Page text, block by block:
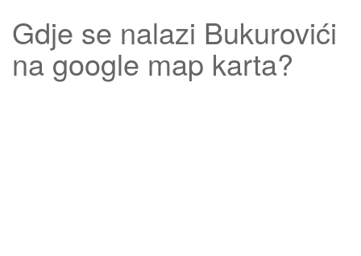
Gdje se nalazi Bukurovići
na google map karta?